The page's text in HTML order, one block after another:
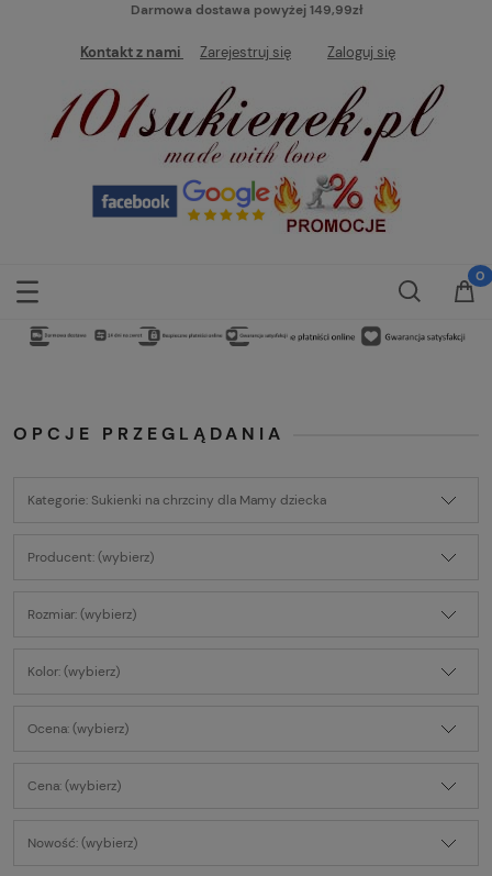
Darmowa dostawa powyżej 149,99zł
Kontakt z nami Zarejestruj się Zaloguj się
OPCJE PRZEGLĄDANIA
Kategorie: Sukienki na chrzciny dla Mamy dziecka
Producent: (wybierz)
Rozmiar: (wybierz)
Kolor: (wybierz)
Ocena: (wybierz)
Cena: (wybierz)
Nowość: (wybierz)